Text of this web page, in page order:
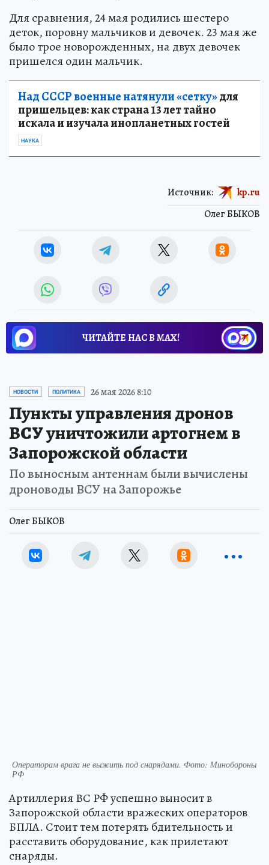
Для сравнения, 24 мая родились шестеро
деток, поровну мальчиков и девочек. 23 мая же
было трое новорожденных, на двух девочек
пришелся один мальчик.
Над СССР военные натянули «сетку»для
пришельцев: как страна 13 лет тайно
искала и изучала инопланетных гостей
НАУКА
Олег БЫКОВ
Источник: kp.ru
ЧИТАЙТЕ НАС В МАХ!
НОВОСТИ ПОЛИТИКА 26 мая 2026 8:10
Пункты управления дронов
ВСУ уничтожили артогнем в
Запорожской области
По выносным антеннам были вычислены
дроноводы ВСУ на Запорожье
Олег БЫКОВ
Операторам врага не выжить под снарядами. Фото: Минобороны
РФ
Артиллерия ВС РФ успешно выносит в
Запорожской области вражеских операторов
БПЛА. Стоит тем потерять бдительность и
расставить оборудование, как прилетают
снаряды.